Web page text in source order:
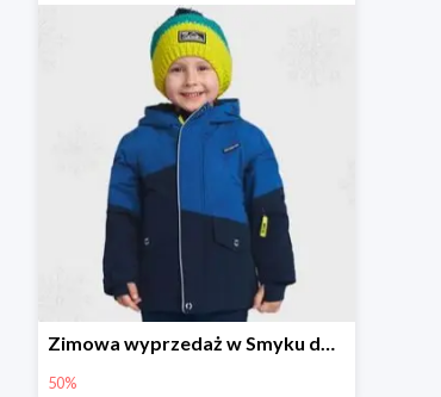
Zimowa wyprzedaż w Smyku do -50%
50%